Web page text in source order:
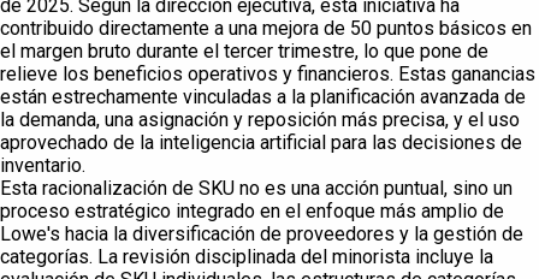
de 2025. Según la dirección ejecutiva, esta iniciativa ha
contribuido directamente a una mejora de 50 puntos básicos en
el margen bruto durante el tercer trimestre, lo que pone de
relieve los beneficios operativos y financieros. Estas ganancias
están estrechamente vinculadas a la planificación avanzada de
la demanda, una asignación y reposición más precisa, y el uso
aprovechado de la inteligencia artificial para las decisiones de
inventario.
Esta racionalización de SKU no es una acción puntual, sino un
proceso estratégico integrado en el enfoque más amplio de
Lowe's hacia la diversificación de proveedores y la gestión de
categorías. La revisión disciplinada del minorista incluye la